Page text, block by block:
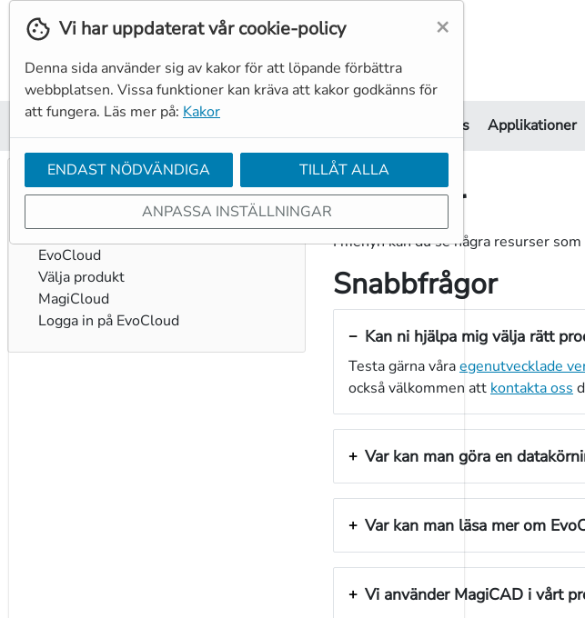
Vi har uppdaterat vår cookie-policy ×
Denna sida använder sig av kakor för att löpande förbättra
webbplatsen. Vissa funktioner kan kräva att kakor godkänns för
att fungera. Läs mer på: Kakor
ENDAST NÖDVÄNDIGA TILLÅT ALLA
ANPASSA INSTÄLLNINGAR
Om oss Applikationer
Tjänster
Datakörning
EvoCloud
Välja produkt
MagiCloud
Logga in på EvoCloud
Tjänster
I menyn kan du se några resurser
Snabbfrågor
Kan ni hjälpa mig välja rätt
Testa gärna våraegenutvecklade
också välkommen att kontakta oss
Var kan man göra en
Var kan man läsa mer om
Vi använder MagiCAD i vårt